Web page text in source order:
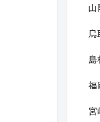
山
鳥
島
福
宮